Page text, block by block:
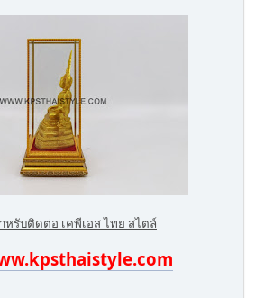
หรับติดต่อ เคพีเอส ไทย สไตล์